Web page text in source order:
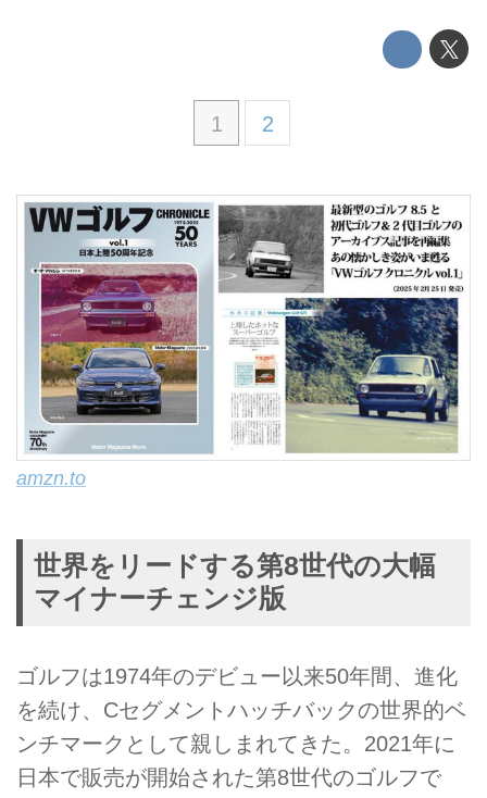
1 2
amzn.to
世界をリードする第8世代の大幅
マイナーチェンジ版
ゴルフは1974年のデビュー以来50年間、進化
を続け、Cセグメントハッチバックの世界的ベ
ンチマークとして親しまれてきた。2021年に
日本で販売が開始された第8世代のゴルフで